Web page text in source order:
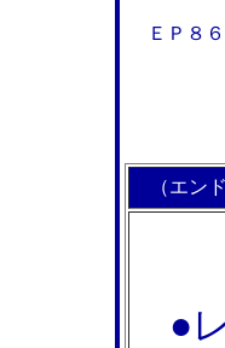
ＥＰ８
（エン
●レ